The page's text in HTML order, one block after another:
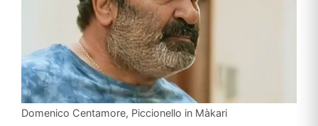
Domenico Centamore, Piccionello in Màkari